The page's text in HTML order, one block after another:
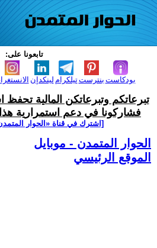
تابعونا على:
لينكدإن تيلكرامبنترست بودكاست
تبرعاتكم وتبرعاتكن المالية تحفظ
فشاركونا في دعم استمرارية
[اشترك في قناة ‫«الحوار
الحوار المتمدن - موبايل
الموقع الرئيسي